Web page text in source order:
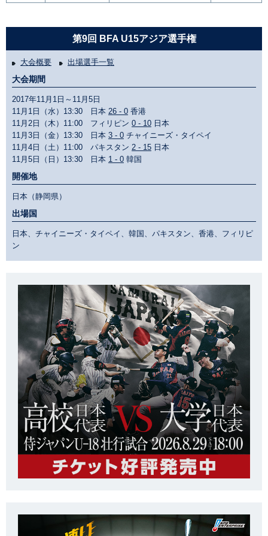
第9回 BFA U15アジア選手権
大会概要 出場選手一覧
大会期間
2017年11月1日～11月5日
11月1日（水）13:30 日本 26 - 0 香港
11月2日（木）11:00 フィリピン 0 - 10 日本
11月3日（金）13:30 日本 3 - 0 チャイニーズ・タイペイ
11月4日（土）11:00 パキスタン 2 - 15 日本
11月5日（日）13:30 日本 1 - 0 韓国
開催地
日本（静岡県）
出場国
日本、チャイニーズ・タイペイ、韓国、パキスタン、香港、フィリピ
ン